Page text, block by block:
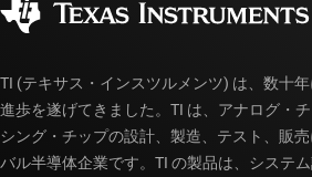
myTI アカウントの FAQ
TI (テキサス・インスツルメンツ) は、数十
進歩を遂げてきました。TI は、アナログ・
シング・チップの設計、製造、テスト、販
バル半導体企業です。TI の製品は、システ